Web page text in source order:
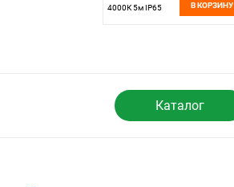
4000К 5м IP65
В КОРЗИНУ
Каталог